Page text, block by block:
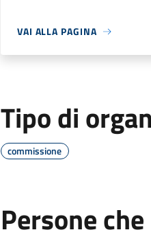
VAI ALLA PAGINA
Tipo di
commissione
Persone